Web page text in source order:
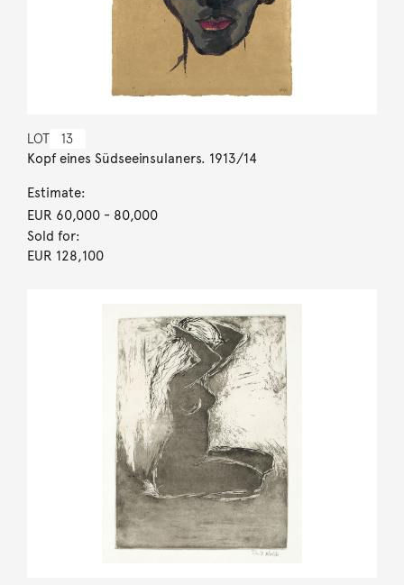
LOT 13
Kopf eines Südseeinsulaners. 1913/14
Estimate:
EUR 60,000- 80,000
Sold for:
EUR 128,100